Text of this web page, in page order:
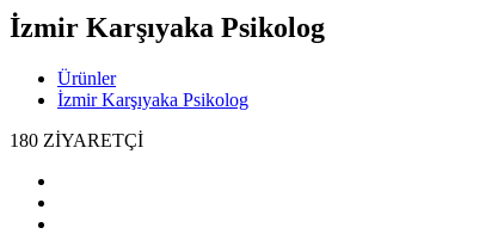
İzmir Karşıyaka Psikolog
Ürünler
İzmir Karşıyaka Psikolog
180 ZİYARETÇİ